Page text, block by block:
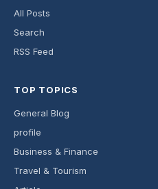
All Posts
Search
RSS Feed
TOP TOPICS
General Blog
profile
Business & Finance
Travel & Tourism